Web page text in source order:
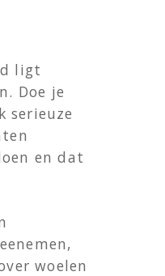
ligt
Doe je
serieuze
en dat
woelen